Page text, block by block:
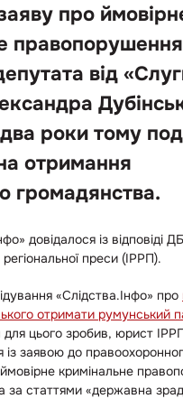
про
правопорушення
від
роки тому
отримання
громадянства.
довідалося із відповіді
преси (ІРРП).
«Слідства.Інфо» про
отримати румунський
для цього зробив, юрист
заявою до
ймовірне кримінальне
за статтями «державна